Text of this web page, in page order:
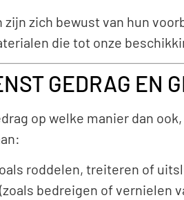
zijn zich bewust van hun
die tot onze
GEDRAG EN
op welke manier dan
roddelen, treiteren of
bedreigen of vernielen